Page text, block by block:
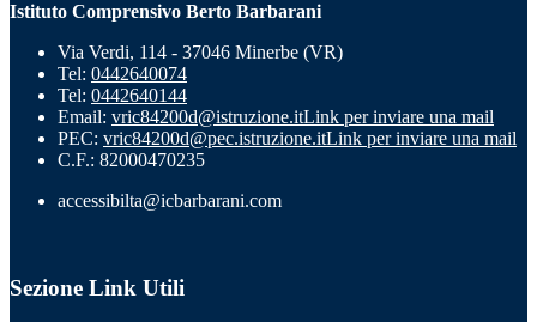
Istituto Comprensivo Berto Barbarani
Via Verdi, 114 - 37046 Minerbe (VR)
Tel: 0442640074
Tel: 0442640144
Email: vric84200d@istruzione.itLink per inviare una mail
PEC: vric84200d@pec.istruzione.itLink per inviare una mail
C.F.: 82000470235
accessibilta@icbarbarani.com
Sezione Link Utili